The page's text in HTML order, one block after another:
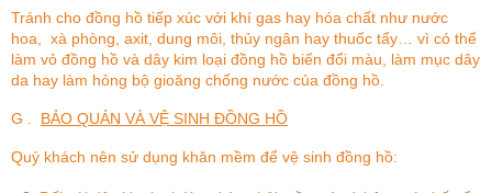
Tránh cho đồng hồ tiếp xúc với khí gas hay hóa chất như nước
hoa, xà phòng, axit, dung môi, thủy ngân hay thuốc tẩy… vì có thể
làm vỏ đồng hồ và dây kim loại đồng hồ biến đổi màu, làm mục dây
da hay làm hỏng bộ gioăng chống nước của đồng hồ.
G . BẢO QUẢN VÀ VỆ SINH ĐỒNG HỒ
Quý khách nên sử dụng khăn mềm để vệ sinh đồng hồ: